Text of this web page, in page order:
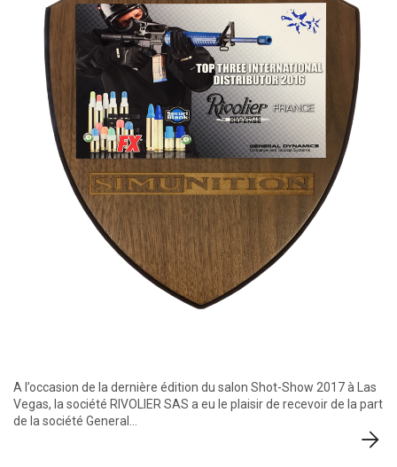
A l’occasion de la dernière édition du salon Shot-Show 2017 à Las
Vegas, la société RIVOLIER SAS a eu le plaisir de recevoir de la part
de la société General…